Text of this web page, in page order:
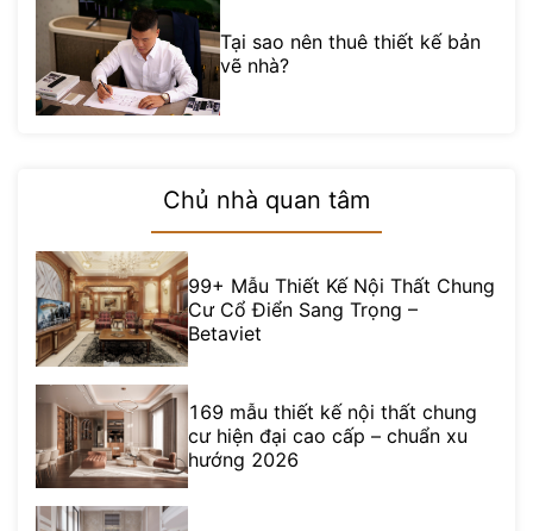
Tại sao nên thuê thiết kế bản
vẽ nhà?
Chủ nhà quan tâm
99+ Mẫu Thiết Kế Nội Thất Chung
Cư Cổ Điển Sang Trọng –
Betaviet
169 mẫu thiết kế nội thất chung
cư hiện đại cao cấp – chuẩn xu
hướng 2026